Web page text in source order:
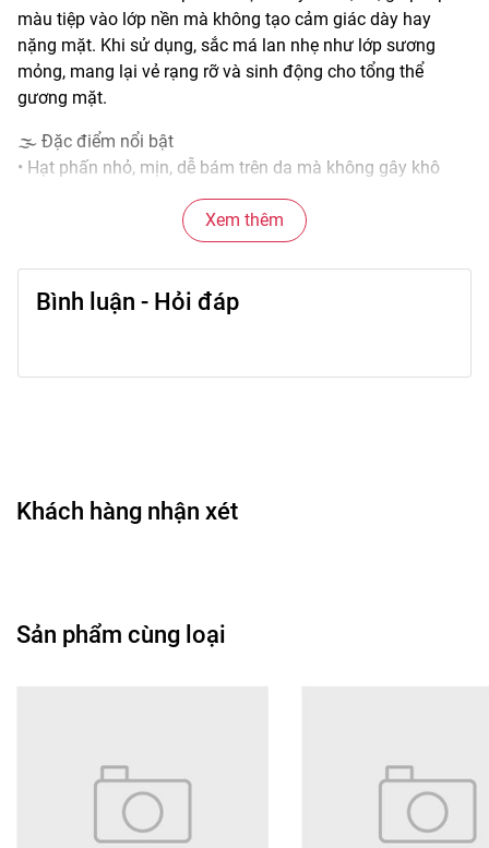
màu tiệp vào lớp nền mà không tạo cảm giác dày hay
nặng mặt. Khi sử dụng, sắc má lan nhẹ như lớp sương
mỏng, mang lại vẻ rạng rỡ và sinh động cho tổng thể
gương mặt.
🌫️ Đặc điểm nổi bật
• Hạt phấn nhỏ, mịn, dễ bám trên da mà không gây khô
• Khi lên da tạo hiệu ứng mờ nhẹ, giúp bề mặt má trông
• Màu sắc dễ ứng dụng, phù hợp nhiều phong cách trang
điểm.
• Thiết kế đơn giản, hiện đại, thuận tiện mang theo khi di
• Cân bằng lại sắc độ tổng thể khi trang điểm.
• Dễ tùy chỉnh từ phong cách nhẹ nhàng đến nổi bật.
🖌️ Hướng dẫn sử dụng
• Nên phủ phấn sau lớp nền và trước bước tạo khối hoặc
Xem thêm
Bình luận - Hỏi đáp
Khách hàng nhận xét
Sản phẩm cùng loại